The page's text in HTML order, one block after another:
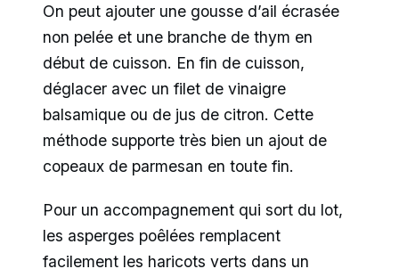
On peut ajouter une gousse d’ail écrasée
non pelée et une branche de thym en
début de cuisson. En fin de cuisson,
déglacer avec un filet de vinaigre
balsamique ou de jus de citron. Cette
méthode supporte très bien un ajout de
copeaux de parmesan en toute fin.
Pour un accompagnement qui sort du lot,
les asperges poêlées remplacent
facilement les haricots verts dans un